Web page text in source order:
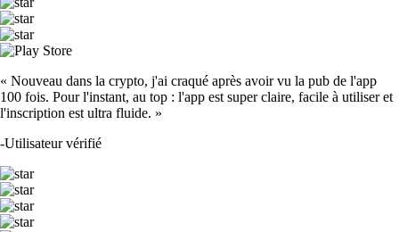
« Nouveau dans la crypto, j'ai craqué après avoir vu la pub de l'app
100 fois. Pour l'instant, au top : l'app est super claire, facile à utiliser et
l'inscription est ultra fluide. »
-Utilisateur vérifié